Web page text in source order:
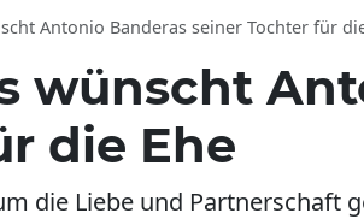
Antonio Banderas seiner Tochter für
wünscht
die Ehe
die Liebe und Partnerschaft